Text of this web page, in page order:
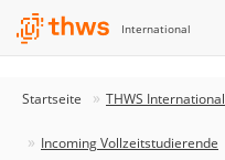
International
Startseite THWS International
Incoming Vollzeitstudierende